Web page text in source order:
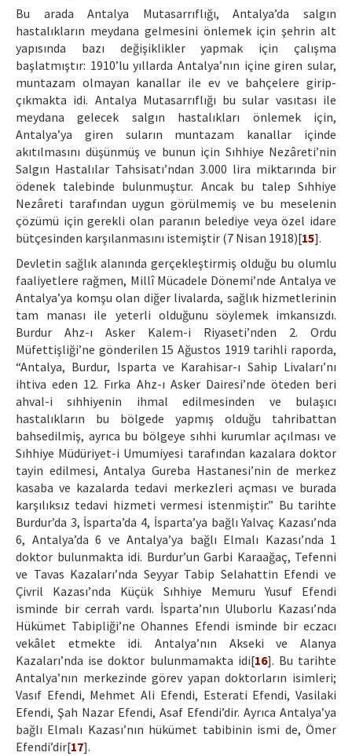
Bu arada Antalya Mutasarrıflığı, Antalya’da salgın
hastalıkların meydana gelmesini önlemek için şehrin alt
yapısında bazı değişiklikler yapmak için çalışma
başlatmıştır: 1910’lu yıllarda Antalya’nın içine giren sular,
muntazam olmayan kanallar ile ev ve bahçelere girip-
çıkmakta idi. Antalya Mutasarrıflığı bu sular vasıtası ile
meydana gelecek salgın hastalıkları önlemek için,
Antalya’ya giren suların muntazam kanallar içinde
akıtılmasını düşünmüş ve bunun için Sıhhiye Nezâreti’nin
Salgın Hastalılar Tahsisatı’ndan 3.000 lira miktarında bir
ödenek talebinde bulunmuştur. Ancak bu talep Sıhhiye
Nezâreti tarafından uygun görülmemiş ve bu meselenin
çözümü için gerekli olan paranın belediye veya özel idare
bütçesinden karşılanmasını istemiştir (7 Nisan 1918)[15].
Devletin sağlık alanında gerçekleştirmiş olduğu bu olumlu
faaliyetlere rağmen, Millî Mücadele Dönemi’nde Antalya ve
Antalya’ya komşu olan diğer livalarda, sağlık hizmetlerinin
tam manası ile yeterli olduğunu söylemek imkansızdı.
Burdur Ahz-ı Asker Kalem-i Riyaseti’nden 2. Ordu
Müfettişliği’ne gönderilen 15 Ağustos 1919 tarihli raporda,
“Antalya, Burdur, Isparta ve Karahisar-ı Sahip Livaları’nı
ihtiva eden 12. Fırka Ahz-ı Asker Dairesi’nde öteden beri
ahval-i sıhhiyenin ihmal edilmesinden ve bulaşıcı
hastalıkların bu bölgede yapmış olduğu tahribattan
bahsedilmiş, ayrıca bu bölgeye sıhhi kurumlar açılması ve
Sıhhiye Müdüriyet-i Umumiyesi tarafından kazalara doktor
tayin edilmesi, Antalya Gureba Hastanesi’nin de merkez
kasaba ve kazalarda tedavi merkezleri açması ve burada
karşılıksız tedavi hizmeti vermesi istenmiştir.” Bu tarihte
Burdur’da 3, İsparta’da 4, İsparta’ya bağlı Yalvaç Kazası’nda
6, Antalya’da 6 ve Antalya’ya bağlı Elmalı Kazası’nda 1
doktor bulunmakta idi. Burdur’un Garbi Karaağaç, Tefenni
ve Tavas Kazaları’nda Seyyar Tabip Selahattin Efendi ve
Çivril Kazası’nda Küçük Sıhhiye Memuru Yusuf Efendi
isminde bir cerrah vardı. İsparta’nın Uluborlu Kazası’nda
Hükümet Tabipliği’ne Ohannes Efendi isminde bir eczacı
vekâlet etmekte idi. Antalya’nın Akseki ve Alanya
Kazaları’nda ise doktor bulunmamakta idi[16]. Bu tarihte
Antalya’nın merkezinde görev yapan doktorların isimleri;
Vasıf Efendi, Mehmet Ali Efendi, Esterati Efendi, Vasilaki
Efendi, Şah Nazar Efendi, Asaf Efendi’dir. Ayrıca Antalya’ya
bağlı Elmalı Kazası’nın hükümet tabibinin ismi de, Ömer
Efendi’dir[17].